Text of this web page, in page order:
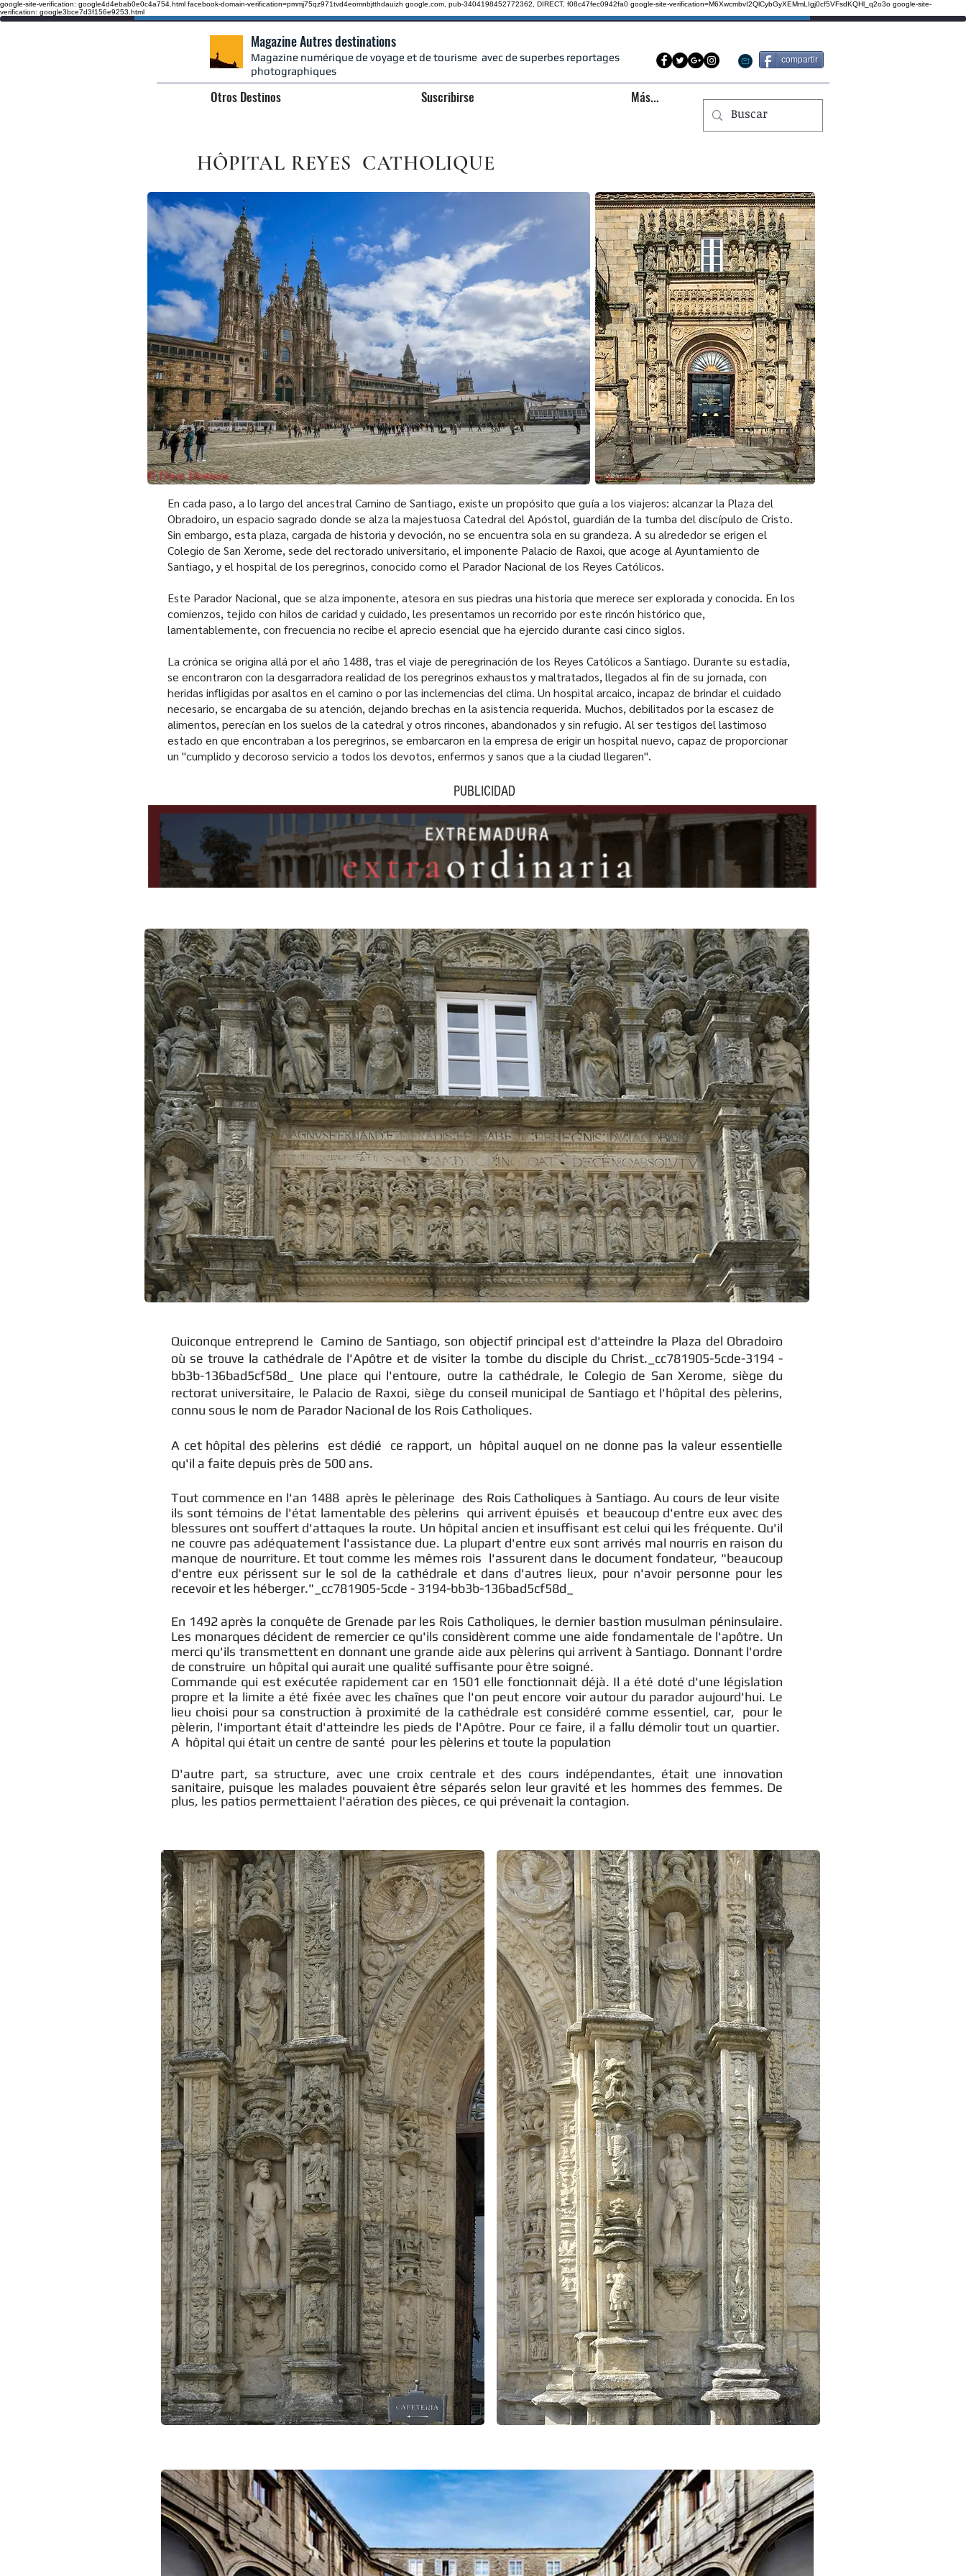
google-site-verification: google4d4ebab0e0c4a754.html facebook-domain-verification=pmmj75qz971tvd4eomnbjtthdauizh google.com, pub-3404198452772362, DIRECT, f08c47fec0942fa0 google-site-verification=M6XwcmbvI2QlCybGyXEMmLIgj0cf5VFsdKQHl_q2o3o google-site-
verification: google3bce7d3f156e9253.html
Magazine Autres destinations
Magazine numérique de voyage et de tourisme avec de superbes reportages
photographiques
compartir
Otros Destinos Suscribirse Más...
HÔPITAL REYES CATHOLIQUE
En cada paso, a lo largo del ancestral Camino de Santiago, existe un propósito que guía a los viajeros: alcanzar la Plaza del
Obradoiro, un espacio sagrado donde se alza la majestuosa Catedral del Apóstol, guardián de la tumba del discípulo de Cristo.
Sin embargo, esta plaza, cargada de historia y devoción, no se encuentra sola en su grandeza. A su alrededor se erigen el
Colegio de San Xerome, sede del rectorado universitario, el imponente Palacio de Raxoi, que acoge al Ayuntamiento de
Santiago, y el hospital de los peregrinos, conocido como el Parador Nacional de los Reyes Católicos.
Este Parador Nacional, que se alza imponente, atesora en sus piedras una historia que merece ser explorada y conocida. En los
comienzos, tejido con hilos de caridad y cuidado, les presentamos un recorrido por este rincón histórico que,
lamentablemente, con frecuencia no recibe el aprecio esencial que ha ejercido durante casi cinco siglos.
La crónica se origina allá por el año 1488, tras el viaje de peregrinación de los Reyes Católicos a Santiago. Durante su estadía,
se encontraron con la desgarradora realidad de los peregrinos exhaustos y maltratados, llegados al fin de su jornada, con
heridas infligidas por asaltos en el camino o por las inclemencias del clima. Un hospital arcaico, incapaz de brindar el cuidado
necesario, se encargaba de su atención, dejando brechas en la asistencia requerida. Muchos, debilitados por la escasez de
alimentos, perecían en los suelos de la catedral y otros rincones, abandonados y sin refugio. Al ser testigos del lastimoso
estado en que encontraban a los peregrinos, se embarcaron en la empresa de erigir un hospital nuevo, capaz de proporcionar
un "cumplido y decoroso servicio a todos los devotos, enfermos y sanos que a la ciudad llegaren".
PUBLICIDAD
Quiconque entreprend le Camino de Santiago, son objectif principal est d'atteindre la Plaza del Obradoiro
où se trouve la cathédrale de l'Apôtre et de visiter la tombe du disciple du Christ._cc781905-5cde-3194 -
bb3b-136bad5cf58d_ Une place qui l'entoure, outre la cathédrale, le Colegio de San Xerome, siège du
rectorat universitaire, le Palacio de Raxoi, siège du conseil municipal de Santiago et l'hôpital des pèlerins,
connu sous le nom de Parador Nacional de los Rois Catholiques.
A cet hôpital des pèlerins est dédié ce rapport, un hôpital auquel on ne donne pas la valeur essentielle
qu'il a faite depuis près de 500 ans.
Tout commence en l'an 1488 après le pèlerinage des Rois Catholiques à Santiago. Au cours de leur visite
ils sont témoins de l'état lamentable des pèlerins qui arrivent épuisés et beaucoup d'entre eux avec des
blessures ont souffert d'attaques la route. Un hôpital ancien et insuffisant est celui qui les fréquente. Qu'il
ne couvre pas adéquatement l'assistance due. La plupart d'entre eux sont arrivés mal nourris en raison du
manque de nourriture. Et tout comme les mêmes rois l'assurent dans le document fondateur, "beaucoup
d'entre eux périssent sur le sol de la cathédrale et dans d'autres lieux, pour n'avoir personne pour les
recevoir et les héberger."_cc781905-5cde - 3194-bb3b-136bad5cf58d_
En 1492 après la conquête de Grenade par les Rois Catholiques, le dernier bastion musulman péninsulaire.
Les monarques décident de remercier ce qu'ils considèrent comme une aide fondamentale de l'apôtre. Un
merci qu'ils transmettent en donnant une grande aide aux pèlerins qui arrivent à Santiago. Donnant l'ordre
de construire un hôpital qui aurait une qualité suffisante pour être soigné.
Commande qui est exécutée rapidement car en 1501 elle fonctionnait déjà. Il a été doté d'une législation
propre et la limite a été fixée avec les chaînes que l'on peut encore voir autour du parador aujourd'hui. Le
lieu choisi pour sa construction à proximité de la cathédrale est considéré comme essentiel, car, pour le
pèlerin, l'important était d'atteindre les pieds de l'Apôtre. Pour ce faire, il a fallu démolir tout un quartier.
A hôpital qui était un centre de santé pour les pèlerins et toute la population
D'autre part, sa structure, avec une croix centrale et des cours indépendantes, était une innovation
sanitaire, puisque les malades pouvaient être séparés selon leur gravité et les hommes des femmes. De
plus, les patios permettaient l'aération des pièces, ce qui prévenait la contagion.